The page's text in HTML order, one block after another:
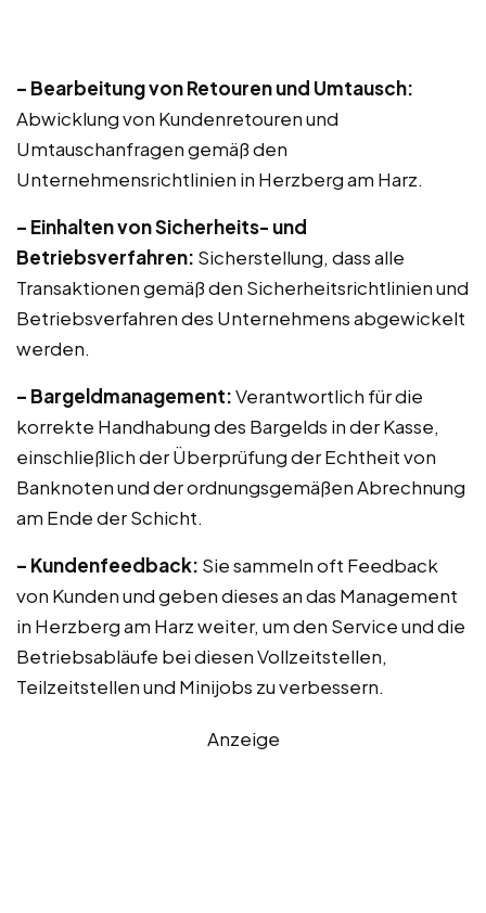
– Bearbeitung von Retouren und Umtausch:
Abwicklung von Kundenretouren und
Umtauschanfragen gemäß den
Unternehmensrichtlinien in Herzberg am Harz.
– Einhalten von Sicherheits- und
Betriebsverfahren: Sicherstellung, dass alle
Transaktionen gemäß den Sicherheitsrichtlinien und
Betriebsverfahren des Unternehmens abgewickelt
werden.
– Bargeldmanagement:Verantwortlich für die
korrekte Handhabung des Bargelds in der Kasse,
einschließlich der Überprüfung der Echtheit von
Banknoten und der ordnungsgemäßen Abrechnung
am Ende der Schicht.
– Kundenfeedback: Sie sammeln oft Feedback
von Kunden und geben dieses an das Management
in Herzberg am Harz weiter, um den Service und die
Betriebsabläufe bei diesen Vollzeitstellen,
Teilzeitstellen und Minijobs zu verbessern.
Anzeige